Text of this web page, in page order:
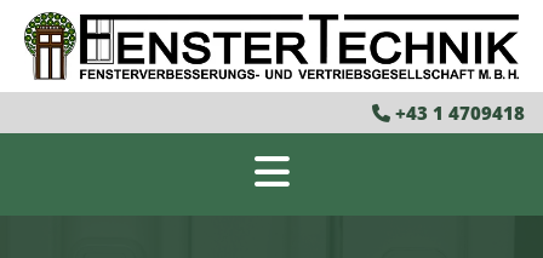
 +43 1 4709418